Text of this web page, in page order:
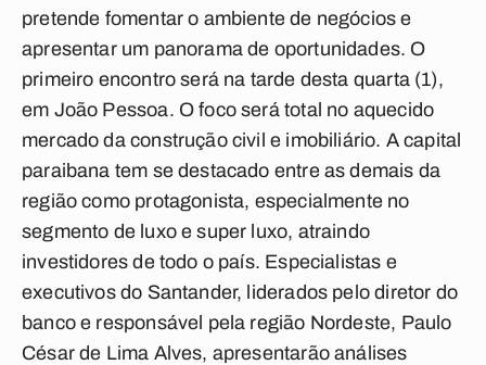
pretende fomentar o ambiente de negócios e
apresentar um panorama de oportunidades. O
primeiro encontro será na tarde desta quarta (1),
em João Pessoa. O foco será total no aquecido
mercado da construção civil e imobiliário. A capital
paraibana tem se destacado entre as demais da
região como protagonista, especialmente no
segmento de luxo e super luxo, atraindo
investidores de todo o país. Especialistas e
executivos do Santander, liderados pelo diretor do
banco e responsável pela região Nordeste, Paulo
César de Lima Alves, apresentarão análises